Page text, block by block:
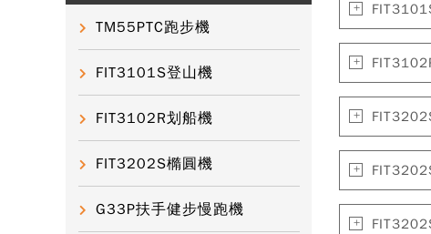
TM55PTC跑步機
FIT3101S登山機
FIT3102R划船機
FIT3202S橢圓機
G33P扶手健步慢跑機